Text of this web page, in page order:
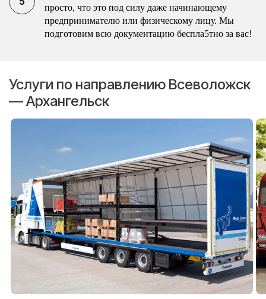
просто, что это под силу даже начинающему
предпринимателю или физическому лицу. Мы
подготовим всю документацию беспла5тно за вас!
Услуги по направлению Всеволожск
— Архангельск